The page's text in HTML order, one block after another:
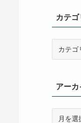
カテゴ
ーアーカ